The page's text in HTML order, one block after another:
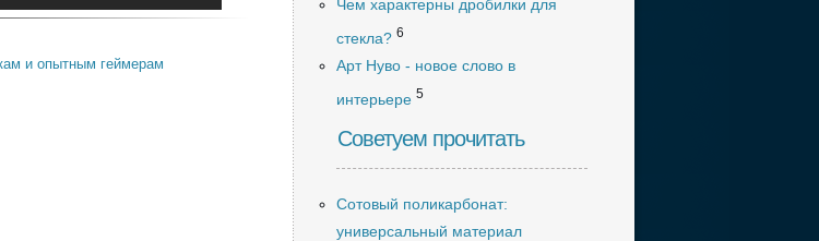
и опытным геймерам
Чем характерны дробилки для
стекла? 6
Арт Нуво - новое слово в
интерьере 5
Советуем прочитать
Сотовый поликарбонат:
универсальный материал